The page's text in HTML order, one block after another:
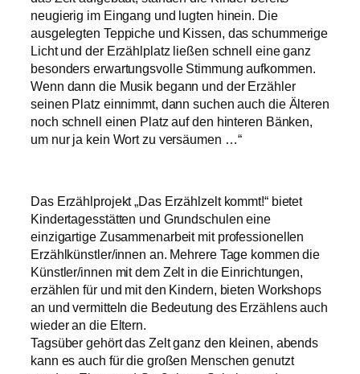
neugierig im Eingang und lugten hinein. Die
ausgelegten Teppiche und Kissen, das schummerige
Licht und der Erzählplatz ließen schnell eine ganz
besonders erwartungsvolle Stimmung aufkommen.
Wenn dann die Musik begann und der Erzähler
seinen Platz einnimmt, dann suchen auch die Älteren
noch schnell einen Platz auf den hinteren Bänken,
um nur ja kein Wort zu versäumen …“
Das Erzählprojekt „Das Erzählzelt kommt!“ bietet
Kindertagesstätten und Grundschulen eine
einzigartige Zusammenarbeit mit professionellen
Erzählkünstler/innen an. Mehrere Tage kommen die
Künstler/innen mit dem Zelt in die Einrichtungen,
erzählen für und mit den Kindern, bieten Workshops
an und vermitteln die Bedeutung des Erzählens auch
wieder an die Eltern.
Tagsüber gehört das Zelt ganz den kleinen, abends
kann es auch für die großen Menschen genutzt